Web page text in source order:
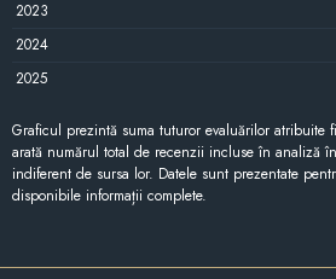
2023
2024
2025
Graficul prezintă suma tuturor evaluărilor atribuite
arată numărul total de recenzii incluse în analiză
indiferent de sursa lor. Datele sunt prezentate
disponibile informații complete.